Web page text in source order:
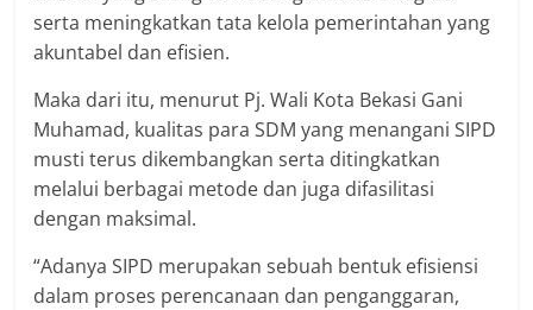
serta meningkatkan tata kelola pemerintahan yang
akuntabel dan efisien.
Maka dari itu, menurut Pj. Wali Kota Bekasi Gani
Muhamad, kualitas para SDM yang menangani SIPD
musti terus dikembangkan serta ditingkatkan
melalui berbagai metode dan juga difasilitasi
dengan maksimal.
“Adanya SIPD merupakan sebuah bentuk efisiensi
dalam proses perencanaan dan penganggaran,